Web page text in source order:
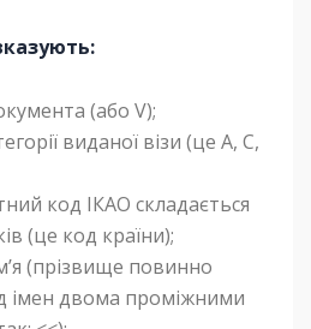
(або V);
виданої візи (це А, С,
код ІКАО складається
(це код країни);
(прізвище повинно
імен двома проміжними